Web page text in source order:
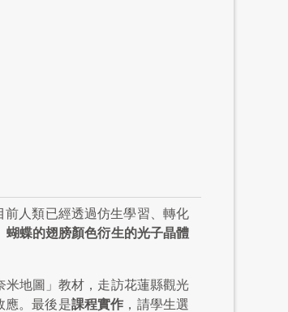
前人類已經透過仿生學習、轉化
蝶的翅膀顏色衍生的光子晶體
米地圖」教材，走訪花蓮縣觀光
應。最後是課程實作 ，請學生選